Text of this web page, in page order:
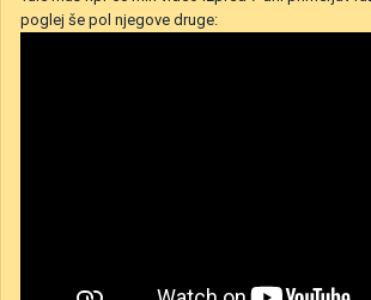
poglej še pol njegove druge: